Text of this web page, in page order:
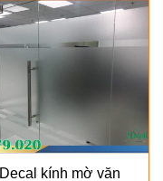
Decal kính mờ văn